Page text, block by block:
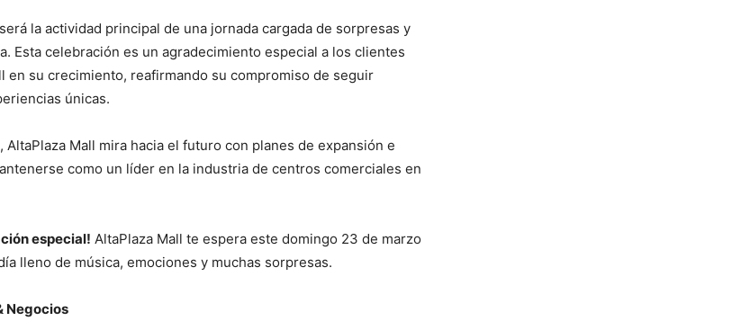
será la actividad principal de una jornada cargada de sorpresas y
Esta celebración es un agradecimiento especial a los clientes
en su crecimiento, reafirmando su compromiso de seguir
únicas.
Mall mira hacia el futuro con planes de expansión e
como un líder en la industria de centros comerciales en
especial! AltaPlaza Mall te espera este domingo 23 de marzo
lleno de música, emociones y muchas sorpresas.
Negocios